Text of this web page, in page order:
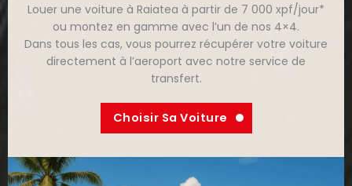
Louer une voiture à Raiatea à partir de 7 000 xpf/jour*
ou montez en gamme avec l’un de nos 4×4.
Dans tous les cas, vous pourrez récupérer votre voiture
directement à l’aeroport avec notre service de
transfert.
Choisir Sa Voiture